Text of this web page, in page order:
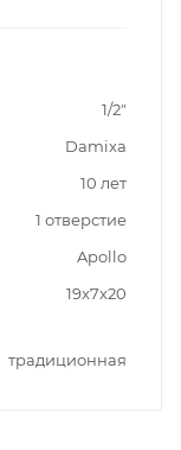
1/2"
Damixa
10 лет
1 отверстие
Apollo
19x7x20
традиционная